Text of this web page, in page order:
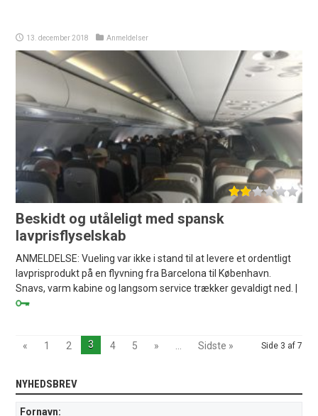
13. december 2018 Anmeldelser
Beskidt og utåleligt med spansk
lavprisflyselskab
ANMELDELSE: Vueling var ikke i stand til at levere et ordentligt
lavprisprodukt på en flyvning fra Barcelona til København.
Snavs, varm kabine og langsom service trækker gevaldigt ned. |
Side 3 af 7
« 1 2 3 4 5 » Sidste »
NYHEDSBREV
Fornavn: